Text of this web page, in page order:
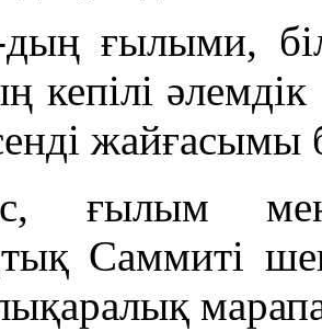
ғылыми,
кепілі әлемдік
жайғасымы
ғылым
Саммиті